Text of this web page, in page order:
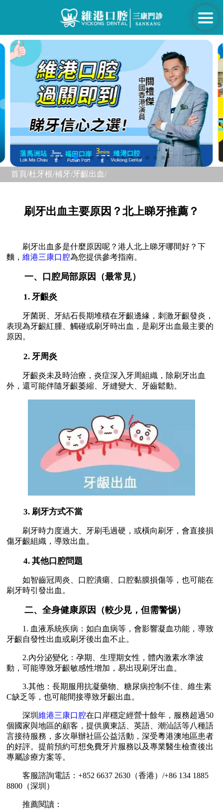
首頁/杜牙根/補牙/牙齦出血/
刷牙出血主要原因？北上睇牙推薦？
刷牙出血多是什麼原因呢？港人北上睇牙哪間好？下
麵，維港三康口腔為您提供參考指南。
一、口腔局部原因（最常見）
1. 牙齦炎
牙菌斑、牙結石長期堆積在牙齦邊緣，刺激牙齦發炎，
表現為牙齦紅腫、觸碰或刷牙時出血，是刷牙出血最主要的
原因。
2. 牙周炎
牙齦炎未及時治療，炎症深入牙周組織，除刷牙出血
外，還可能伴隨牙齦萎縮、牙縫變大、牙齒鬆動。
3. 刷牙方式不當
刷牙時力度過大、牙刷毛過硬，或橫向刷牙，會直接損
傷牙齦組織，導致出血。
4. 其他口腔問題
如智齒冠周炎、口腔潰瘍、口腔黏膜損傷等，也可能在
刷牙時引發出血。
二、全身健康原因（較少見，但需警惕）
1. 血液系統疾病：如白血病等，會影響凝血功能，導致
牙齦自發性出血或刷牙後出血不止。
2.內分泌變化：孕期、生理期女性，體內激素水準波
動，可能導致牙齦敏感性增加，易出現刷牙出血。
3.其他：長期服用抗凝藥物、糖尿病控制不佳、維生素
C缺乏等，也可能間接導致牙齦出血。
深圳維港三康口腔在口岸穩定經營十餘年，服務超過50
個國家與地區的顧客，提供廣東話、英語、潮汕話等八種語
言接待服務，多次舉辦社區公益活動，深受粵港澳地區患者
的好評。提前預約可想免費牙片服務以及專業醫生檢查後出
專屬診療方案等。
客服諮詢電話：+852 6637 2630（香港）/+86 134 1885
8800（深圳）
推薦閱讀：